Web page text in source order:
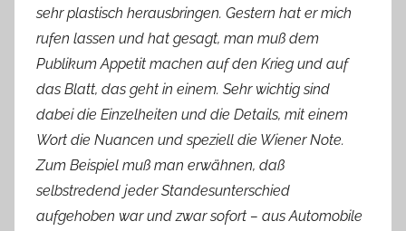
sehr plastisch herausbringen. Gestern hat er mich
rufen lassen und hat gesagt, man muß dem
Publikum Appetit machen auf den Krieg und auf
das Blatt, das geht in einem. Sehr wichtig sind
dabei die Einzelheiten und die Details, mit einem
Wort die Nuancen und speziell die Wiener Note.
Zum Beispiel muß man erwähnen, daß
selbstredend jeder Standesunterschied
aufgehoben war und zwar sofort – aus Automobile